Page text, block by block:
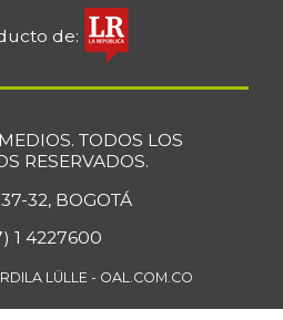
de:
TODOS LOS
RESERVADOS.
37-32, BOGOTÁ
1 4227600
LÜLLE - OAL.COM.CO